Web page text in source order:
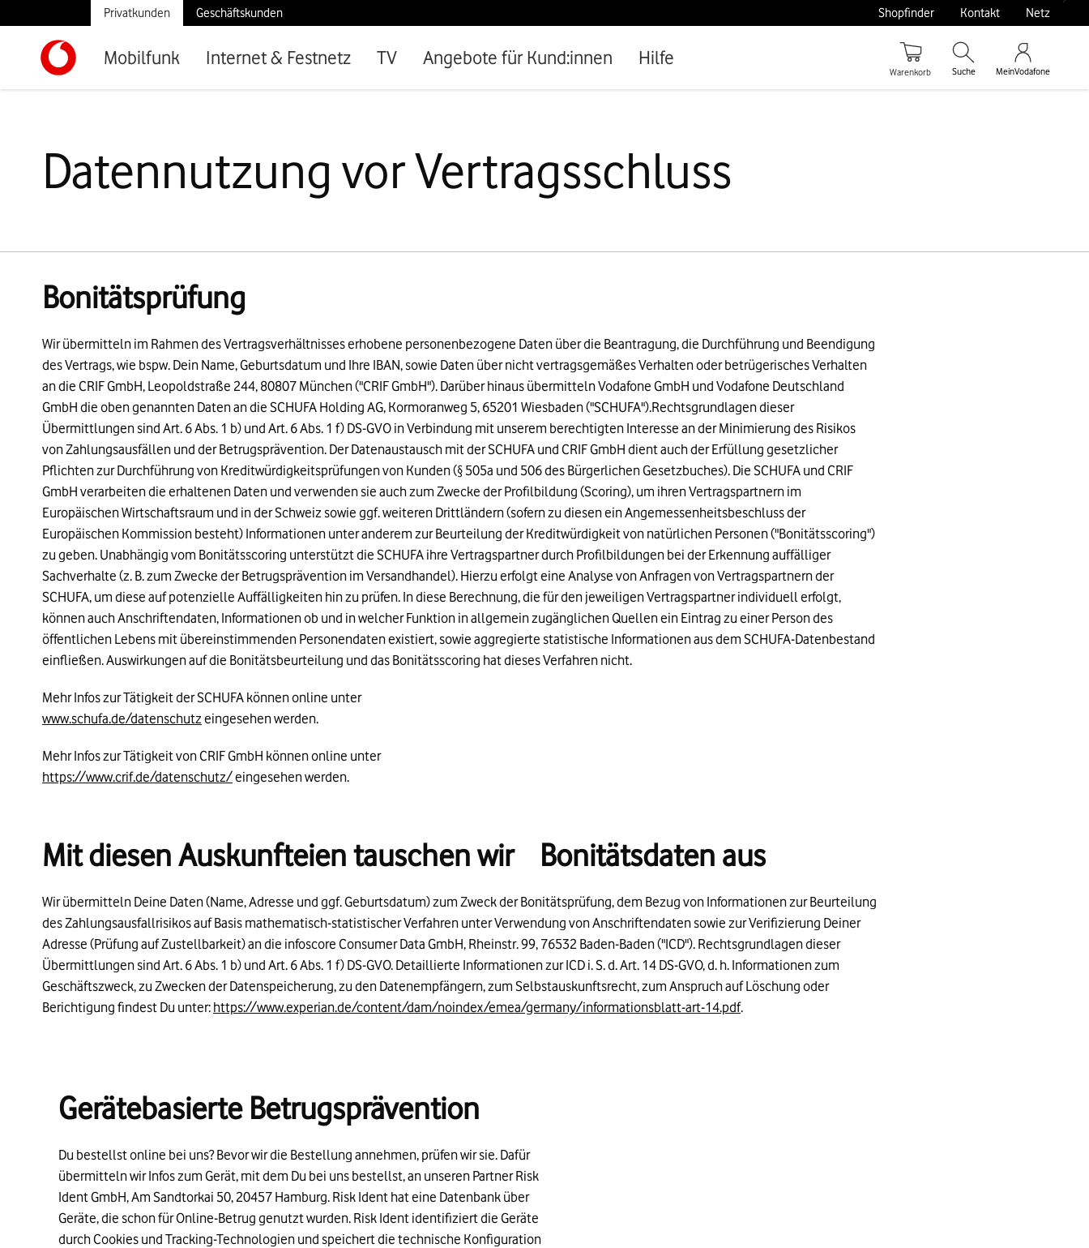
Warenkorb Suche MeinVodafone
Mobilfunk Internet & Festnetz TV Angebote für Kund:innen Hilfe
Privatkunden Geschäftskunden Shopfinder Kontakt Netz
Datennutzung vor Vertragsschluss
Bonitätsprüfung
Wir übermitteln im Rahmen des Vertragsverhältnisses erhobene personenbezogene Daten über die Beantragung, die Durchführung und Beendigung
des Vertrags, wie bspw. Dein Name, Geburtsdatum und Ihre IBAN, sowie Daten über nicht vertragsgemäßes Verhalten oder betrügerisches Verhalten
an die CRIF GmbH, Leopoldstraße 244, 80807 München ("CRIF GmbH"). Darüber hinaus übermitteln Vodafone GmbH und Vodafone Deutschland
GmbH die oben genannten Daten an die SCHUFA Holding AG, Kormoranweg 5, 65201 Wiesbaden ("SCHUFA").Rechtsgrundlagen dieser
Übermittlungen sind Art. 6 Abs. 1 b) und Art. 6 Abs. 1 f) DS-GVO in Verbindung mit unserem berechtigten Interesse an der Minimierung des Risikos
von Zahlungsausfällen und der Betrugsprävention. Der Datenaustausch mit der SCHUFA und CRIF GmbH dient auch der Erfüllung gesetzlicher
Pflichten zur Durchführung von Kreditwürdigkeitsprüfungen von Kunden (§ 505a und 506 des Bürgerlichen Gesetzbuches). Die SCHUFA und CRIF
GmbH verarbeiten die erhaltenen Daten und verwenden sie auch zum Zwecke der Profilbildung (Scoring), um ihren Vertragspartnern im
Europäischen Wirtschaftsraum und in der Schweiz sowie ggf. weiteren Drittländern (sofern zu diesen ein Angemessenheitsbeschluss der
Europäischen Kommission besteht) Informationen unter anderem zur Beurteilung der Kreditwürdigkeit von natürlichen Personen ("Bonitätsscoring")
zu geben. Unabhängig vom Bonitätsscoring unterstützt die SCHUFA ihre Vertragspartner durch Profilbildungen bei der Erkennung auffälliger
Sachverhalte (z. B. zum Zwecke der Betrugsprävention im Versandhandel). Hierzu erfolgt eine Analyse von Anfragen von Vertragspartnern der
SCHUFA, um diese auf potenzielle Auffälligkeiten hin zu prüfen. In diese Berechnung, die für den jeweiligen Vertragspartner individuell erfolgt,
können auch Anschriftendaten, Informationen ob und in welcher Funktion in allgemein zugänglichen Quellen ein Eintrag zu einer Person des
öffentlichen Lebens mit übereinstimmenden Personendaten existiert, sowie aggregierte statistische Informationen aus dem SCHUFA-Datenbestand
einfließen. Auswirkungen auf die Bonitätsbeurteilung und das Bonitätsscoring hat dieses Verfahren nicht.
Mehr Infos zur Tätigkeit der SCHUFA können online unter
www.schufa.de/datenschutz eingesehen werden.
Mehr Infos zur Tätigkeit von CRIF GmbH können online unter
https://www.crif.de/datenschutz/eingesehen werden.
Mit diesen Auskunfteien tauschen wir Bonitätsdaten aus
Wir übermitteln Deine Daten (Name, Adresse und ggf. Geburtsdatum) zum Zweck der Bonitätsprüfung, dem Bezug von Informationen zur Beurteilung
des Zahlungsausfallrisikos auf Basis mathematisch-statistischer Verfahren unter Verwendung von Anschriftendaten sowie zur Verifizierung Deiner
Adresse (Prüfung auf Zustellbarkeit) an die infoscore Consumer Data GmbH, Rheinstr. 99, 76532 Baden-Baden ("ICD"). Rechtsgrundlagen dieser
Übermittlungen sind Art. 6 Abs. 1 b) und Art. 6 Abs. 1 f) DS-GVO. Detaillierte Informationen zur ICD i. S. d. Art. 14 DS-GVO, d. h. Informationen zum
Geschäftszweck, zu Zwecken der Datenspeicherung, zu den Datenempfängern, zum Selbstauskunftsrecht, zum Anspruch auf Löschung oder
Berichtigung findest Du unter: https://www.experian.de/content/dam/noindex/emea/germany/informationsblatt-art-14.pdf.
Gerätebasierte Betrugsprävention
Du bestellst online bei uns? Bevor wir die Bestellung annehmen, prüfen wir sie. Dafür
übermitteln wir Infos zum Gerät, mit dem Du bei uns bestellst, an unseren Partner Risk
Ident GmbH, Am Sandtorkai 50, 20457 Hamburg. Risk Ident hat eine Datenbank über
Geräte, die schon für Online-Betrug genutzt wurden. Risk Ident identifiziert die Geräte
durch Cookies und Tracking-Technologien und speichert die technische Konfiguration